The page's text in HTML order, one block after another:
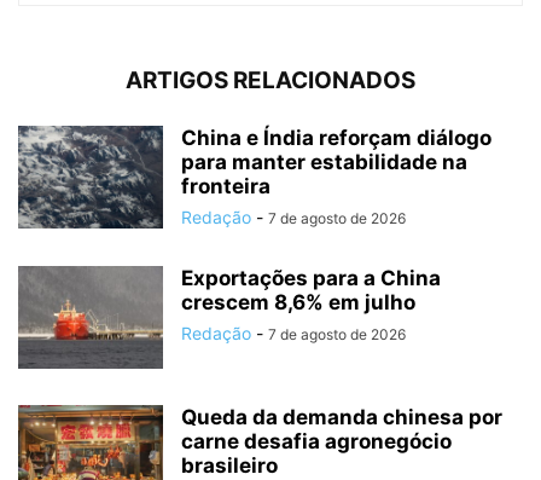
ARTIGOS RELACIONADOS
China e Índia reforçam diálogo
para manter estabilidade na
fronteira
Redação - 7 de agosto de 2026
Exportações para a China
crescem 8,6% em julho
Redação - 7 de agosto de 2026
Queda da demanda chinesa por
carne desafia agronegócio
brasileiro